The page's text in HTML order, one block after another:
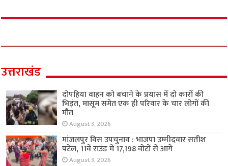
उत्तराखंड
दोपहिया वाहन को बचाने के प्रयास में दो कारों की
भिड़ंत, मासूम समेत एक ही परिवार के चार लोगों की
मौत
August 3, 2026
मांजलपुर विस उपचुनाव : भाजपा उम्मीदवार सतीश
पटेल, 11वें राउंड में 17,198 वोटों से आगे
August 3, 2026